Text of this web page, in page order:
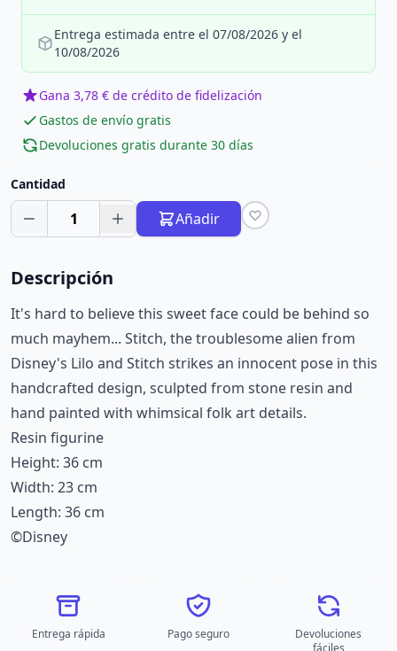
Entrega estimada entre el 07/08/2026 y el
10/08/2026
Gana 3,78 € de crédito de fidelización
Gastos de envío gratis
Devoluciones gratis durante 30 días
Cantidad
1 Añadir
Descripción
It's hard to believe this sweet face could be behind so
much mayhem... Stitch, the troublesome alien from
Disney's Lilo and Stitch strikes an innocent pose in this
handcrafted design, sculpted from stone resin and
hand painted with whimsical folk art details.
Resin figurine
Height: 36 cm
Width: 23 cm
Length: 36 cm
©Disney
Entrega rápida Pago seguro
Devoluciones
fáciles